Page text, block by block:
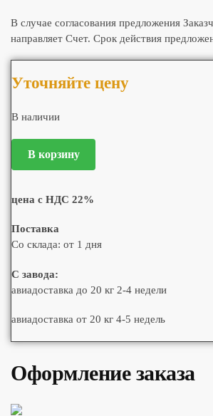
В случае согласования предложения
направляет Счет. Срок действия
Уточняйте цену
В наличии
В корзину
цена с НДС 22%
Поставка
Со склада: от 1 дня
С завода:
авиадоставка до 20 кг 2-4 недели
авиадоставка от 20 кг 4-5 недель
Оформление заказа